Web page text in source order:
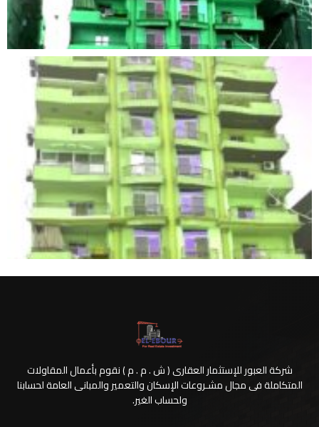
شركة العبور للإستثمار العقارى ( ش . م . م ) نقوم بأعمال المقاولات
المتكاملة فى مجال مشـروعات الإسكان والتعمير والمبانى العامة لحسابنا
ولحساب الغير.